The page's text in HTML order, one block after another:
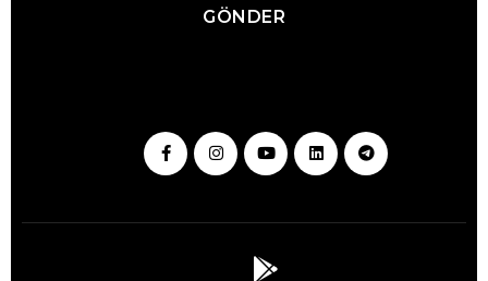
GÖNDER